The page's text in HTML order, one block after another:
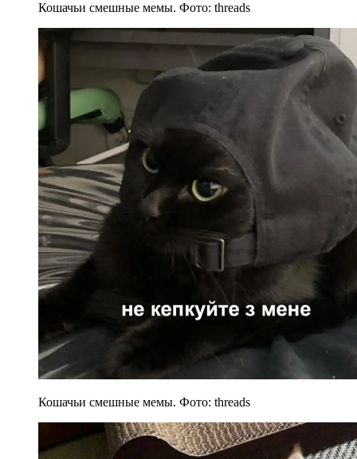
Кошачьи смешные мемы. Фото: threads
Кошачьи смешные мемы. Фото: threads